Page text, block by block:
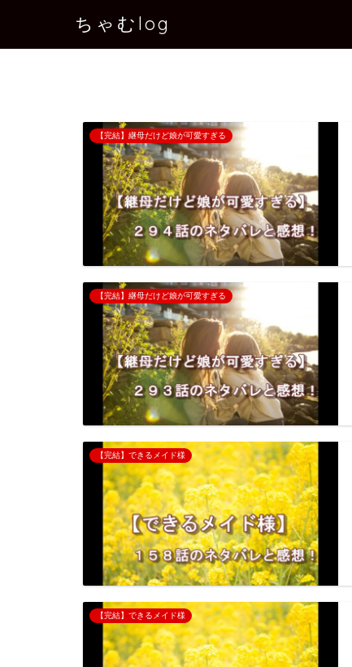
ちゃむlog
【完結】継母だけど娘が可愛すぎる
【完結】継母だけど娘が可愛すぎる
【完結】できるメイド様
【完結】できるメイド様